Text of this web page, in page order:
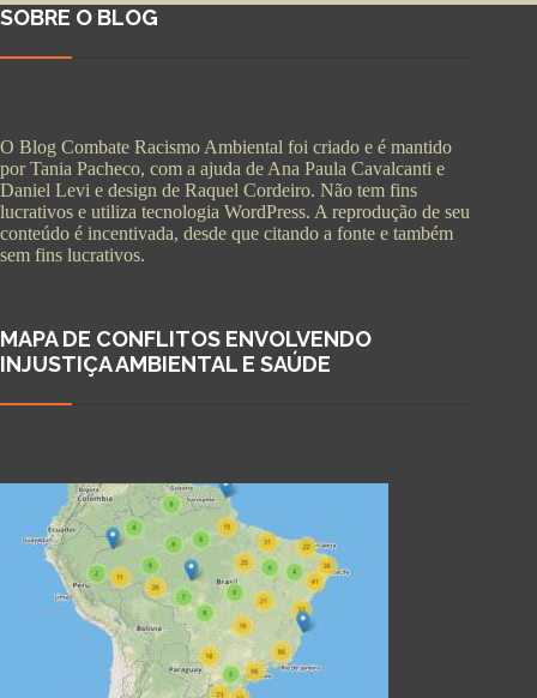
SOBRE O BLOG
O Blog Combate Racismo Ambiental foi criado e é mantido
por Tania Pacheco, com a ajuda de Ana Paula Cavalcanti e
Daniel Levi e design de Raquel Cordeiro. Não tem fins
lucrativos e utiliza tecnologia WordPress. A reprodução de seu
conteúdo é incentivada, desde que citando a fonte e também
sem fins lucrativos.
MAPA DE CONFLITOS ENVOLVENDO
INJUSTIÇA AMBIENTAL E SAÚDE